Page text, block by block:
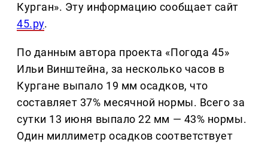
Курган». Эту информацию сообщает сайт
45.ру.
По данным автора проекта «Погода 45»
Ильи Винштейна, за несколько часов в
Кургане выпало 19 мм осадков, что
составляет 37% месячной нормы. Всего за
сутки 13 июня выпало 22 мм — 43% нормы.
Один миллиметр осадков соответствует